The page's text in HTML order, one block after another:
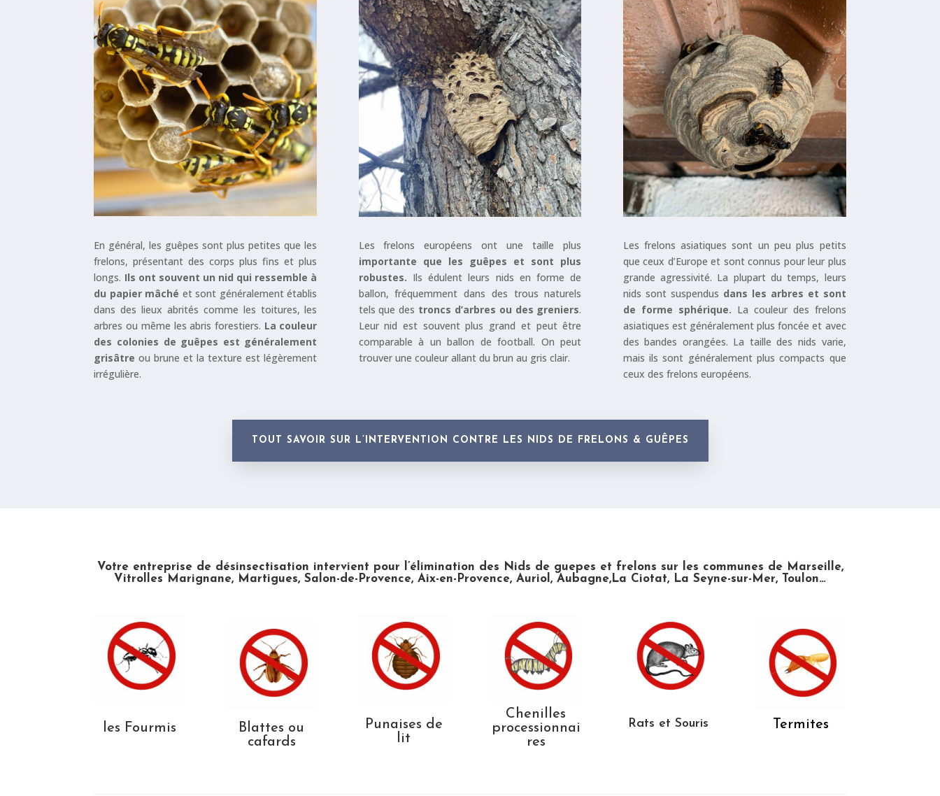
En général, les guêpes sont plus petites que les
frelons, présentant des corps plus fins et plus
longs. Ils ont souvent un nid qui ressemble à
du papier mâché et sont généralement établis
dans des lieux abrités comme les toitures, les
arbres ou même les abris forestiers. La couleur
des colonies de guêpes est généralement
grisâtre ou brune et la texture est légèrement
irrégulière.
Les frelons européens ont une taille plus
importante que les guêpes et sont plus
robustes. Ils édulent leurs nids en forme de
ballon, fréquemment dans des trous naturels
tels que des troncs d’arbres ou des greniers.
Leur nid est souvent plus grand et peut être
comparable à un ballon de football. On peut
trouver une couleur allant du brun au gris clair.
Les frelons asiatiques sont un peu plus petits
que ceux d’Europe et sont connus pour leur plus
grande agressivité. La plupart du temps, leurs
nids sont suspendus dans les arbres et sont
de forme sphérique. La couleur des frelons
asiatiques est généralement plus foncée et avec
des bandes orangées. La taille des nids varie,
mais ils sont généralement plus compacts que
ceux des frelons européens.
TOUT SAVOIR SUR L’INTERVENTION CONTRE LES NIDS DE FRELONS & GUÊPES
Votre entreprise de désinsectisation intervient pour l’élimination des Nids de guepes et frelons sur les communes de Marseille,
Vitrolles Marignane, Martigues, Salon-de-Provence, Aix-en-Provence, Auriol, Aubagne,La Ciotat, La Seyne-sur-Mer, Toulon…
les Fourmis
Blattes ou
cafards
Punaises de
lit
Chenilles
processionnai
res
Rats et Souris Termites